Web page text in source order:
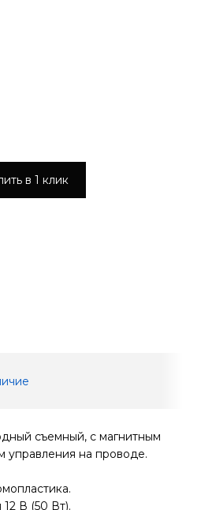
в 1 клик
съемный, с магнитным
управления на проводе.
В (50 Вт).